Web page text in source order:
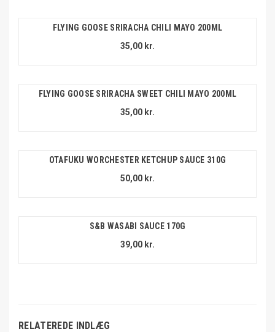
FLYING GOOSE SRIRACHA CHILI MAYO 200ML
35,00 kr.
FLYING GOOSE SRIRACHA SWEET CHILI MAYO 200ML
35,00 kr.
OTAFUKU WORCHESTER KETCHUP SAUCE 310G
50,00 kr.
S&B WASABI SAUCE 170G
39,00 kr.
RELATEREDE INDLÆG